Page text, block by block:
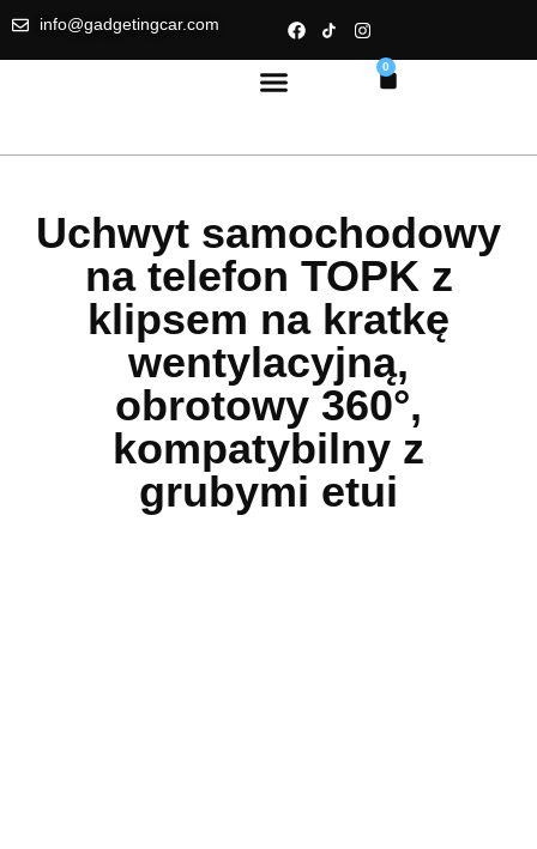
info@gadgetingcar.com
0
Uchwyt samochodowy
na telefon TOPK z
klipsem na kratkę
wentylacyjną,
obrotowy 360°,
kompatybilny z
grubymi etui